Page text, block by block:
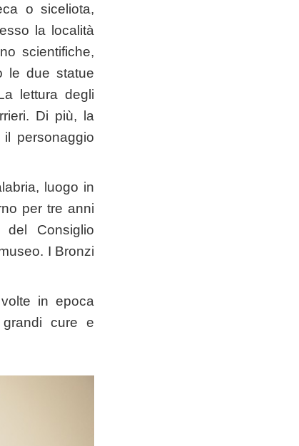
o siceliota,
la località
scientifiche,
le due statue
lettura degli
Di più, la
personaggio
luogo in
per tre anni
Consiglio
I Bronzi
in epoca
grandi cure e